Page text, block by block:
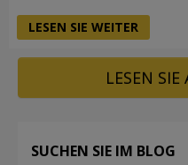
LESEN SIE WEITER
LESEN
SUCHEN SIE IM BLOG